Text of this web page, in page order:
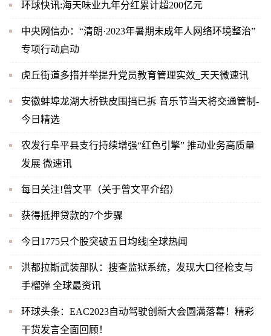
环球快讯:海天味业九年分红累计超200亿元
中央网信办：“清朗·2023年暑期未成年人网络环境整治”
专项行动启动
虎丘街道多措并举提升党员教育管理实效_天天微速讯
安徽蚌埠龙湖大桥铁皮围挡已拆 音乐节当天将交通管制-
今日精选
农发行阜平县支行持续增强“红色引擎” 推动业务高质量
发展 微速讯
每日关注!曾文平（关于曾文平介绍）
获得抵押贷款的7个步骤
今日1775只个股突破五日均线|全球热闻
洪都拉斯武装部队：搜查监狱系统，发现大口径枪支与
手榴弹 全球最资讯
环球头条：EAC2023自动驾驶创新大会圆满落幕！精彩
干货发言全面回顾！